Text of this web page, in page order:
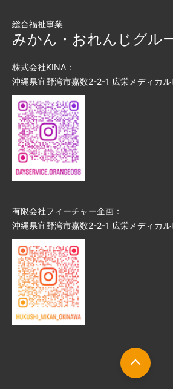
総合福祉事業
みかん・おれんじグル
株式会社KINA：
沖縄県宜野湾市嘉数2-2-1 広栄メディカ
有限会社フィーチャー企画：
沖縄県宜野湾市嘉数2-2-1 広栄メディカル